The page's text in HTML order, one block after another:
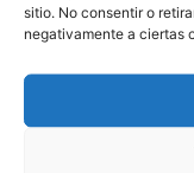
sitio. No consentir o
negativamente a ciertas
100×100 Unidos
la AP-7 y
Gibraltar